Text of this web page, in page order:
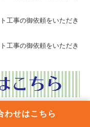
ー
工事の御依頼をいただき
工事の御依頼をいただき
せはこちら